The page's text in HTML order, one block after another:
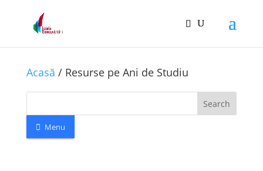
Acasă / Resurse pe Ani de Studiu
Search
Menu